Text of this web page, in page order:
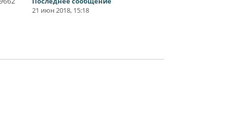
21 июн 2018, 15:18